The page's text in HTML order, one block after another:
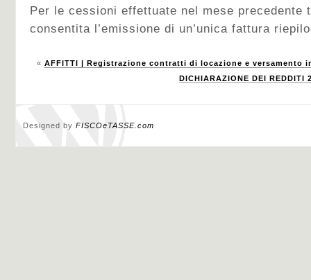
Per le cessioni effettuate nel mese precedente
consentita l’emissione di un’unica fattura
« AFFITTI | Registrazione contratti di locazione e versamento
DICHIARAZIONE DEI
Designed by FISCOeTASSE.com